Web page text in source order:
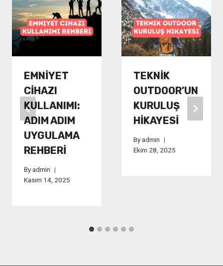
EMNIYET
CIHAZI
KULLANIMI:
ADIM ADIM
UYGULAMA
REHBERI
Byadmin
Kasım 14, 2025
TEKNIK
OUTDOOR’UN
KURULUŞ
HIKAYESI
Byadmin
Ekim 28, 2025